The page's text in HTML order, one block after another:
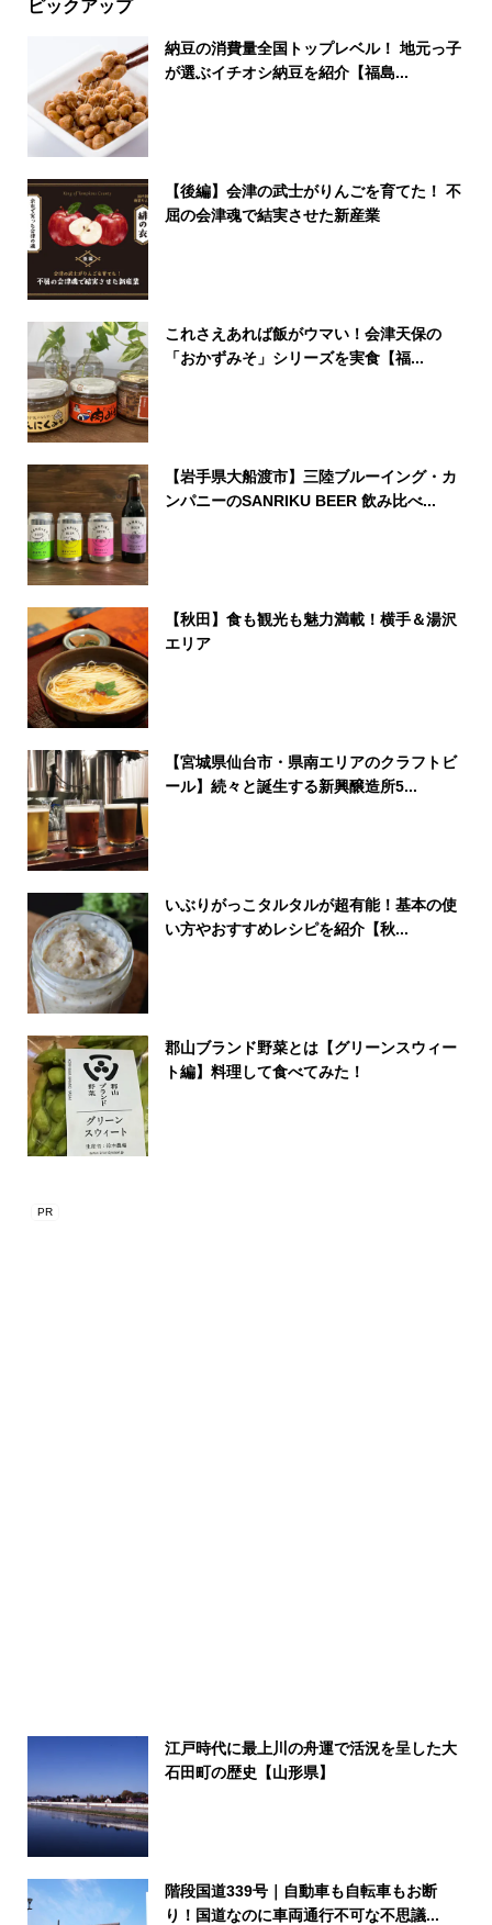
ピックアップ
納豆の消費量全国トップレベル！ 地元っ子
が選ぶイチオシ納豆を紹介【福島...
【後編】会津の武士がりんごを育てた！ 不
屈の会津魂で結実させた新産業
これさえあれば飯がウマい！会津天保の
「おかずみそ」シリーズを実食【福...
【岩手県大船渡市】三陸ブルーイング・カ
ンパニーのSANRIKU BEER 飲み比べ...
【秋田】食も観光も魅力満載！横手＆湯沢
エリア
【宮城県仙台市・県南エリアのクラフトビ
ール】続々と誕生する新興醸造所5...
いぶりがっこタルタルが超有能！基本の使
い方やおすすめレシピを紹介【秋...
郡山ブランド野菜とは【グリーンスウィー
ト編】料理して食べてみた！
江戸時代に最上川の舟運で活況を呈した大
石田町の歴史【山形県】
階段国道339号｜自動車も自転車もお断
り！国道なのに車両通行不可な不思議...